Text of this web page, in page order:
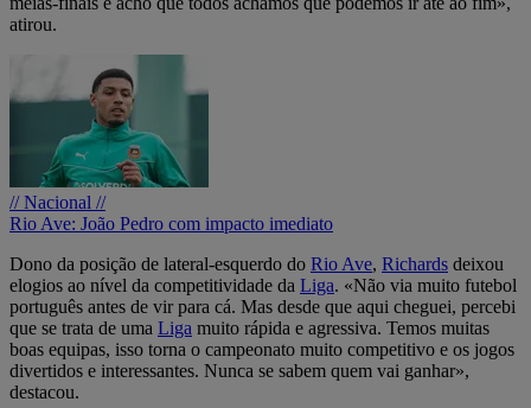
atirou.
// Nacional //
Rio Ave: João Pedro com impacto imediato
Dono da posição de lateral-esquerdo do Rio Ave, Richards deixou
elogios ao nível da competitividade da Liga. «Não via muito futebol
português antes de vir para cá. Mas desde que aqui cheguei, percebi
que se trata de uma Liga muito rápida e agressiva. Temos muitas
boas equipas, isso torna o campeonato muito competitivo e os jogos
divertidos e interessantes. Nunca se sabem quem vai ganhar»,
destacou.